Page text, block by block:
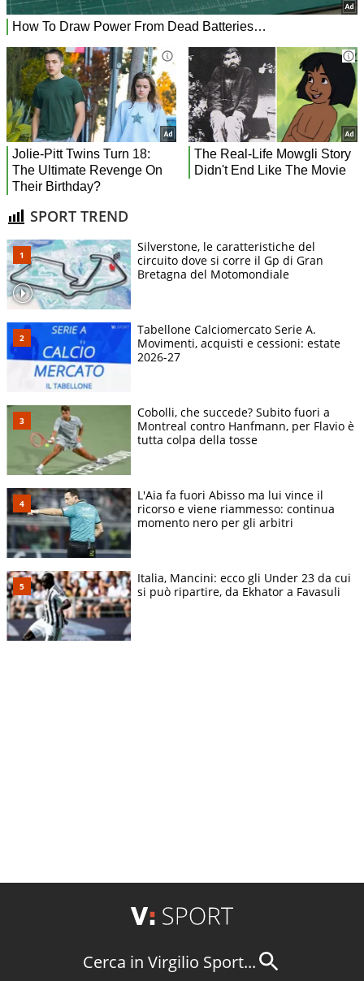
SPORT TREND
Silverstone, le caratteristiche del
circuito dove si corre il Gp di Gran
Bretagna del Motomondiale
Tabellone Calciomercato Serie A.
Movimenti, acquisti e cessioni: estate
2026-27
Cobolli, che succede? Subito fuori a
Montreal contro Hanfmann, per Flavio è
tutta colpa della tosse
L'Aia fa fuori Abisso ma lui vince il
ricorso e viene riammesso: continua
momento nero per gli arbitri
Italia, Mancini: ecco gli Under 23 da cui
si può ripartire, da Ekhator a Favasuli
Cerca in Virgilio Sport...